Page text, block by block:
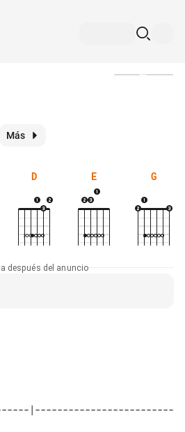
Más
D E G
después del anuncio
|-------------------------